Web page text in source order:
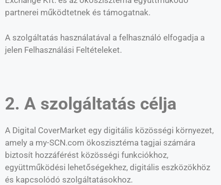
partnerei működtetnek és támogatnak.
A szolgáltatás használatával a felhasználó elfogadja a
jelen Felhasználási Feltételeket.
2. A szolgáltatás célja
A Digital CoverMarket egy digitális közösségi környezet,
amely a my-SCN.com ökoszisztéma tagjai számára
biztosít hozzáférést közösségi funkciókhoz,
együttműködési lehetőségekhez, digitális eszközökhöz
és kapcsolódó szolgáltatásokhoz.